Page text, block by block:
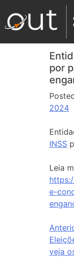
por
2024
INSS
Leia
e-
veja